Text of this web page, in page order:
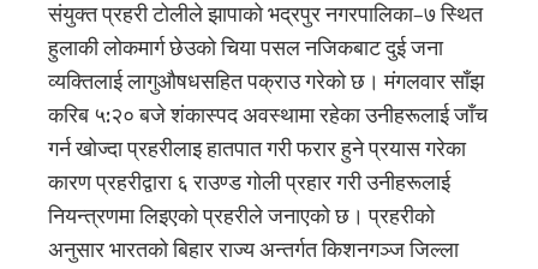
संयुक्त प्रहरी टोलीले झापाको भद्रपुर नगरपालिका–७ स्थित
हुलाकी लोकमार्ग छेउको चिया पसल नजिकबाट दुई जना
व्यक्तिलाई लागुऔषधसहित पक्राउ गरेको छ। मंगलवार साँझ
करिब ५:२० बजे शंकास्पद अवस्थामा रहेका उनीहरूलाई जाँच
गर्न खोज्दा प्रहरीलाइ हातपात गरी फरार हुने प्रयास गरेका
कारण प्रहरीद्वारा ६ राउण्ड गोली प्रहार गरी उनीहरूलाई
नियन्त्रणमा लिइएको प्रहरीले जनाएको छ। प्रहरीको
अनुसार भारतको बिहार राज्य अन्तर्गत किशनगञ्ज जिल्ला